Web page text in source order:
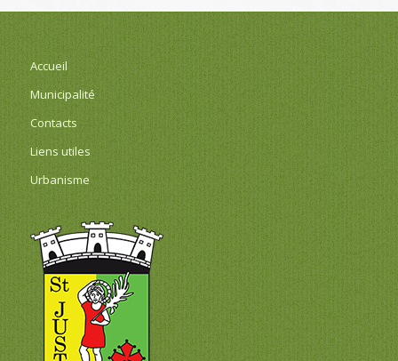
Accueil
Municipalité
Contacts
Liens utiles
Urbanisme